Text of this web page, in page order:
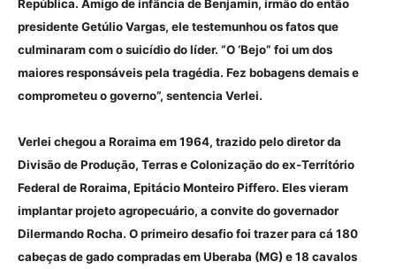
República. Amigo de infância de Benjamin, irmão do então
presidente Getúlio Vargas, ele testemunhou os fatos que
culminaram com o suicídio do líder. “O ‘Bejo” foi um dos
maiores responsáveis pela tragédia. Fez bobagens demais e
comprometeu o governo”, sentencia Verlei.
Verlei chegou a Roraima em 1964, trazido pelo diretor da
Divisão de Produção, Terras e Colonização do ex-Terrítório
Federal de Roraima, Epitácio Monteiro Piffero. Eles vieram
implantar projeto agropecuário, a convite do governador
Dilermando Rocha. O primeiro desafio foi trazer para cá 180
cabeças de gado compradas em Uberaba (MG) e 18 cavalos